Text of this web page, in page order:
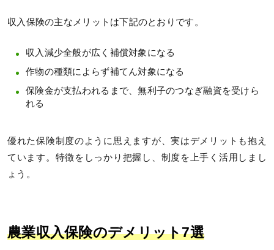
収入保険の主なメリットは下記のとおりです。
収入減少全般が広く補償対象になる
作物の種類によらず補てん対象になる
保険金が支払われるまで、無利子のつなぎ融資を受けら
れる
優れた保険制度のように思えますが、実はデメリットも抱え
ています。特徴をしっかり把握し、制度を上手く活用しまし
ょう。
農業収入保険のデメリット7選